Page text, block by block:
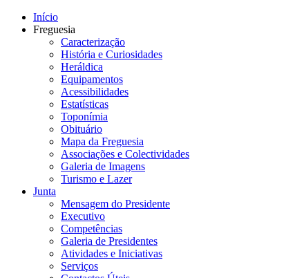
Início
Freguesia
Caracterização
História e Curiosidades
Heráldica
Equipamentos
Acessibilidades
Estatísticas
Toponímia
Obituário
Mapa da Freguesia
Associações e Colectividades
Galeria de Imagens
Turismo e Lazer
Junta
Mensagem do Presidente
Executivo
Competências
Galeria de Presidentes
Atividades e Iniciativas
Serviços